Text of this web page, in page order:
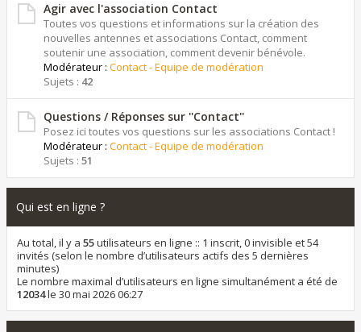
Agir avec l'association Contact
Toutes vos questions et informations sur la création des
nouvelles antennes et associations Contact, comment
soutenir une association, comment devenir bénévole.
Modérateur : Contact - Equipe de modération
Sujets : 42
Questions / Réponses sur ''Contact''
Posez ici toutes vos questions sur les associations Contact !
Modérateur : Contact - Equipe de modération
Sujets : 51
Qui est en ligne ?
Au total, il y a 55utilisateurs en ligne :: 1 inscrit, 0 invisible et 54
invités (selon le nombre d’utilisateurs actifs des 5 dernières
minutes)
Le nombre maximal d’utilisateurs en ligne simultanément a été de
12034le 30 mai 2026 06:27